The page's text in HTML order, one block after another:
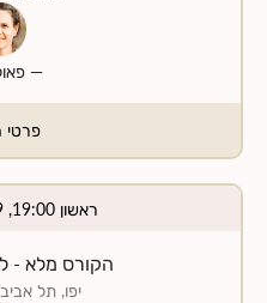
—
פרטי
ראשון 19:00, 9 אוגוסט 2026
הקורס מלא -
יפו, תל